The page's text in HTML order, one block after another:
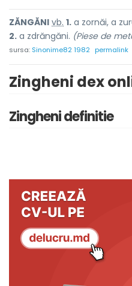
ZĂNGĂNI vb. 1. a zornăi, a
2. a zdrăngăni. (Piese de
sursa: Sinonime82 1982 permalink
Zingheni dex
Zingheni definitie